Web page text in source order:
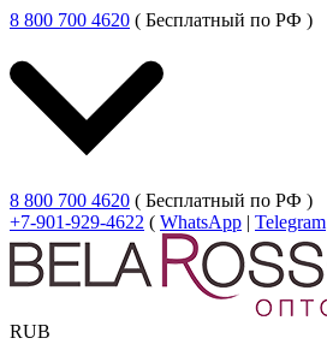
8 800 700 4620 ( Бесплатный по РФ )
8 800 700 4620 ( Бесплатный по РФ )
+7-901-929-4622 ( WhatsApp | Telegram
RUB